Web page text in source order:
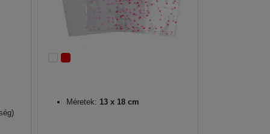
Méretek: 13 x 18 cm